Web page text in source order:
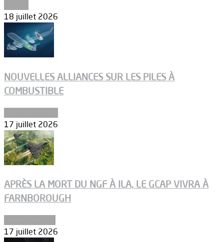
18 juillet 2026
NOUVELLES ALLIANCES SUR LES PILES À
COMBUSTIBLE
17 juillet 2026
APRÈS LA MORT DU NGF À ILA, LE GCAP VIVRA À
FARNBOROUGH
17 juillet 2026